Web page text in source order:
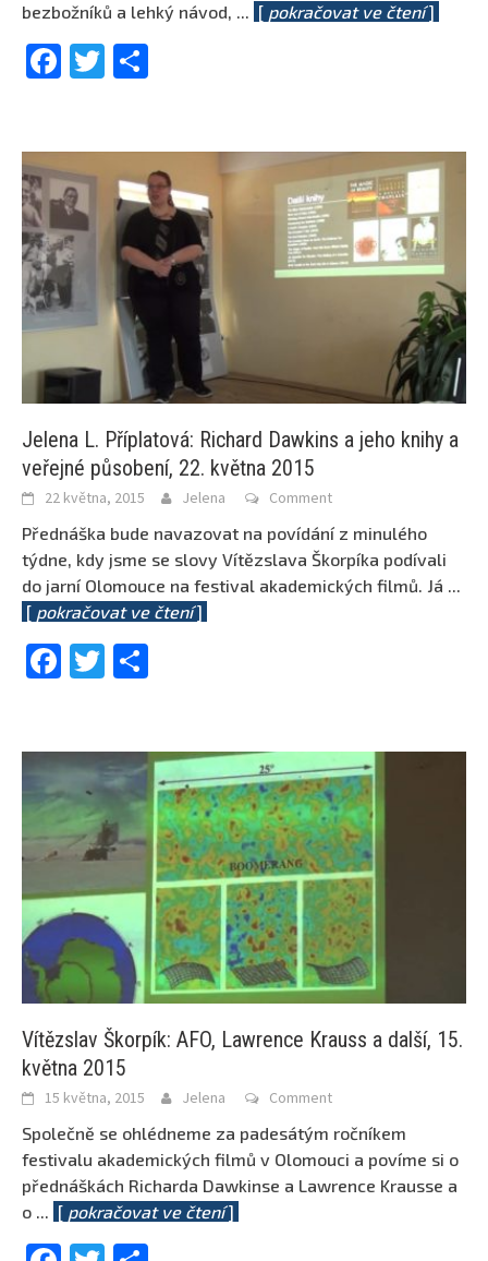
bezbožníků a lehký návod, ... [ pokračovat ve čtení]
Facebook
Twitter
Jelena L. Příplatová: Richard Dawkins a jeho knihy a
veřejné působení, 22. května 2015
22 května, 2015 Jelena Comment
Přednáška bude navazovat na povídání z minulého
týdne, kdy jsme se slovy Vítězslava Škorpíka podívali
do jarní Olomouce na festival akademických filmů. Já ...
[ pokračovat ve čtení]
Facebook
Twitter
Vítězslav Škorpík: AFO, Lawrence Krauss a další, 15.
května 2015
15 května, 2015 Jelena Comment
Společně se ohlédneme za padesátým ročníkem
festivalu akademických filmů v Olomouci a povíme si o
přednáškách Richarda Dawkinse a Lawrence Krausse a
o ... [ pokračovat ve čtení]